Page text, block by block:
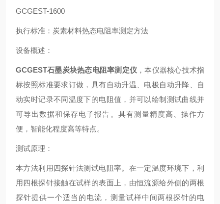
GCGEST-1600
执行标准：炭素材料热态电阻率测定方法
设备概述：
GCGEST石墨炭块热态电阻率测定仪 ，本仪器核心技术指
标按照标准要求订做，具有自动升温、电极自动升降、自
动实时记录不同温度下的电阻值，并可以绘制测试曲线并
可导出数据和保存电子报告。具有测量精度高、操作方
便，智能化程度高等特点。
测试原理：
本方法利用四探针法测试电阻率。在一定温度环境下，利
用四根探针接触在试样的表面上，由恒流源给外侧的两根
探针提供一个适当的电流，测量试样中间两根探针的电